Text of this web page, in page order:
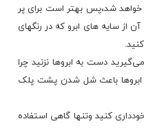
شد،پس بهتر است برای پر
از سایه های ابرو که در رنگهای
می‌گیرید دست به ابروها نزنید چرا
باعث شل شدن پشت پلک
کنید وتنها گاهی استفاده